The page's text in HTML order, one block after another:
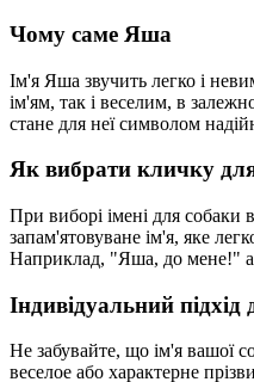
Чому саме Яша
Ім'я Яша звучить легко і
ім'ям, так і веселим, в
стане для неї символом
Як вибрати кличку
При виборі імені для
запам'ятовуване ім'я, яке
Наприклад, "Яша, до мене!"
Індивідуальний підхід
Не забувайте, що ім'я вашої
веселое або характерне